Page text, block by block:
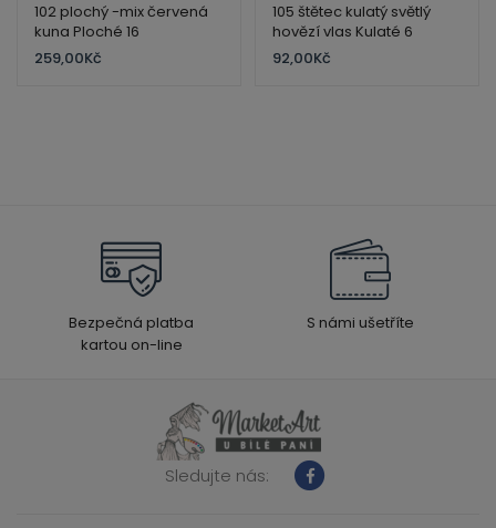
102 plochý -mix červená
kuna Ploché 16
259,00Kč
105 štětec kulatý světlý
hovězí vlas Kulaté 6
92,00Kč
Bezpečná platba
kartou on-line
S námi ušetříte
Sledujte nás: